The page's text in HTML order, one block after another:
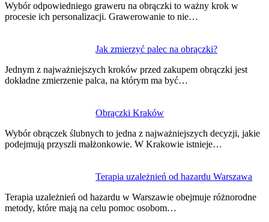
Wybór odpowiedniego graweru na obrączki to ważny krok w
procesie ich personalizacji. Grawerowanie to nie…
Jak zmierzyć palec na obrączki?
Jednym z najważniejszych kroków przed zakupem obrączki jest
dokładne zmierzenie palca, na którym ma być…
Obrączki Kraków
Wybór obrączek ślubnych to jedna z najważniejszych decyzji, jakie
podejmują przyszli małżonkowie. W Krakowie istnieje…
Terapia uzależnień od hazardu Warszawa
Terapia uzależnień od hazardu w Warszawie obejmuje różnorodne
metody, które mają na celu pomoc osobom…